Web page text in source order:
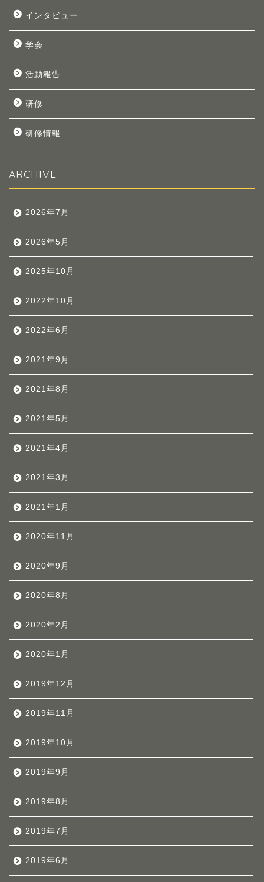
インタビュー
学会
活動報告
研修
研修情報
ARCHIVE
2026年7月
2026年5月
2025年10月
2022年10月
2022年6月
2021年9月
2021年8月
2021年5月
2021年4月
2021年3月
2021年1月
2020年11月
2020年9月
2020年8月
2020年2月
2020年1月
2019年12月
2019年11月
2019年10月
2019年9月
2019年8月
2019年7月
2019年6月